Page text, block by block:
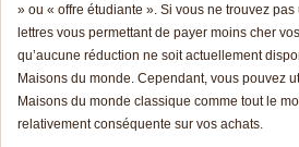
» ou « offre étudiante ». Si vous ne trouvez
lettres vous permettant de payer moins cher
qu’aucune réduction ne soit actuellement
Maisons du monde. Cependant, vous pouvez
Maisons du monde classique comme tout le
relativement conséquente sur vos achats.